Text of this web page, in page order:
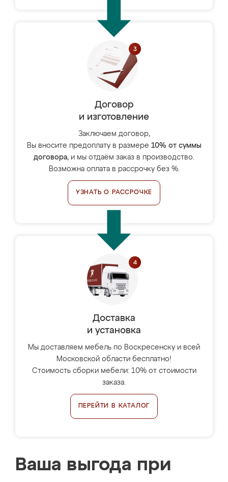
Договор
и изготовление
Заключаем договор,
Вы вносите предоплату в размере 10% от суммы
договора, и мы отдаём заказ в производство.
Возможна оплата в рассрочку без %.
УЗНАТЬ О РАССРОЧКЕ
Доставка
и установка
Мы доставляем мебель по Воскресенску и всей
Московской области бесплатно!
Стоимость сборки мебели: 10% от стоимости
заказа.
ПЕРЕЙТИ В КАТАЛОГ
Ваша выгода при